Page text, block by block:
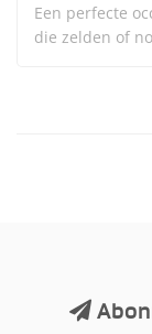
Een perfecte
die zelden of